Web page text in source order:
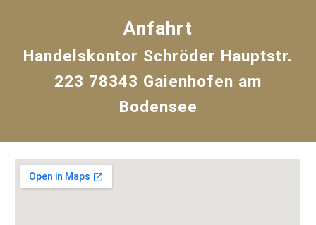
Anfahrt
Handelskontor Schröder Hauptstr.
223 78343 Gaienhofen am
Bodensee